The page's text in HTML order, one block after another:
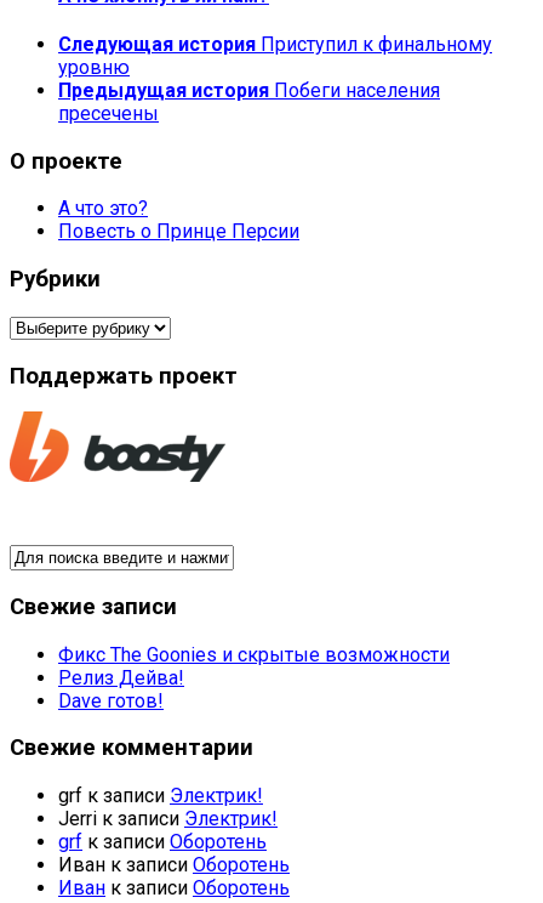
Следующая история Приступил к финальному
уровню
Предыдущая история Побеги населения
пресечены
О проекте
А что это?
Повесть о Принце Персии
Рубрики
Рубрики
Поддержать проект
Свежие записи
Фикс The Goonies и скрытые возможности
Релиз Дейва!
Dave готов!
Свежие комментарии
grf к записи Электрик!
Jerri к записи Электрик!
grf к записи Оборотень
Иван к записи Оборотень
Иван к записи Оборотень